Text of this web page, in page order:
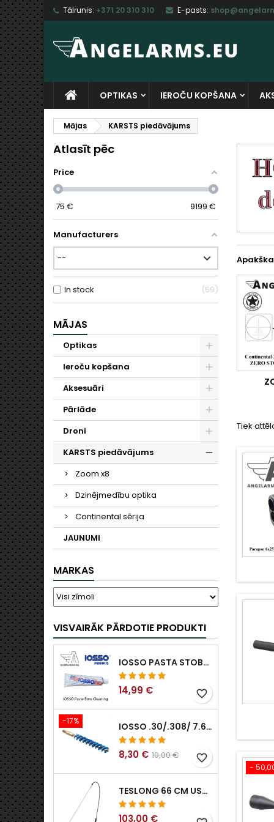
Tālrunis: +371 20 310 310 E-pasts:
OPTIKAS IEROČU KOPŠANA
Mājas KARSTS piedāvājums
Atlasīt pēc
Price
75 € 9199 €
Manufacturers
In stock 59
MĀJAS
Optikas
Ieroču kopšana
Aksesuāri
Pārlāde
Droni
KARSTS piedāvājums
Zoom x8
Dzinējmedību optika
Continental sērija
JAUNUMI
MARKAS
VISVAIRĀK PĀRDOTIE PRODUKTI
IOSSO PASTA STOBRA TĪRĪŠANAI
14,99 € favorite_border
-17% IOSSO .30/.308/ 7.62MM ELIMINATOR BLUE NYFLEX IEROČU URBUMU TĪRĪŠANAS BIRSTES .30/.308/ 7.62MM
8,30 € 10,00 € favorite_border
TESLONG 66 CM USB BOROSKOPS
103,00 €
Tiek
-